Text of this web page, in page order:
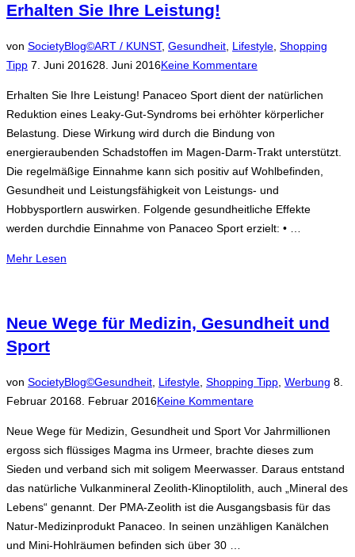
Erhalten Sie Ihre Leistung!
von SocietyBlog©ART / KUNST, Gesundheit Lifestyle Shopping
TippVeröffentlicht
7. Juni 201628. Juni 2016Keine Kommentare
Erhalten Sie Ihre Leistung! Panaceo Sport dient der natürlichen
Reduktion eines Leaky-Gut-Syndroms bei erhöhter körperlicher
Belastung. Diese Wirkung wird durch die Bindung von
energieraubenden Schadstoffen im Magen-Darm-Trakt unterstützt.
Die regelmäßige Einnahme kann sich positiv auf Wohlbefinden,
Gesundheit und Leistungsfähigkeit von Leistungs- und
Hobbysportlern auswirken. Folgende gesundheitliche Effekte
werden durchdie Einnahme von Panaceo Sport erzielt: • …
Mehr über
Ihre
Leistung!“
Lesen
Neue Wege für Medizin, Gesundheit und
Sport
von SocietyBlog©Gesundheit, Lifestyle, Shopping Tipp, Werbung 8.
Februar 20168. Februar 2016Keine Kommentare
Neue Wege für Medizin, Gesundheit und Sport Vor Jahrmillionen
ergoss sich flüssiges Magma ins Urmeer, brachte dieses zum
Sieden und verband sich mit soligem Meerwasser. Daraus entstand
das natürliche Vulkanmineral Zeolith-Klinoptilolith, auch „Mineral des
Lebens“ genannt. Der PMA-Zeolith ist die Ausgangsbasis für das
Natur-Medizinprodukt Panaceo. In seinen unzähligen Kanälchen
und Mini-Hohlräumen befinden sich über 30 …